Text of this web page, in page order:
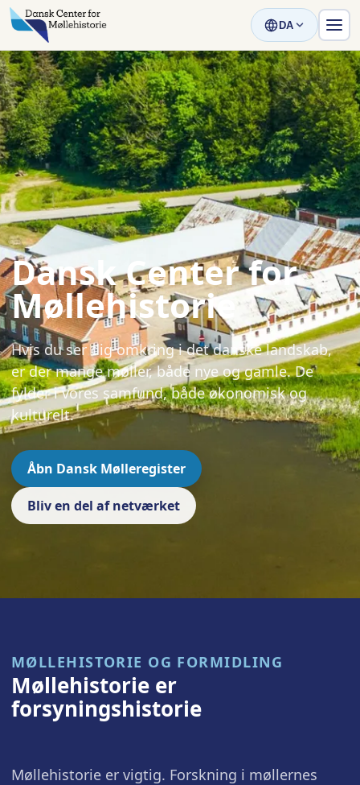
DA
Dansk Center for
Møllehistorie
Hvis du ser dig omkring i det danske landskab,
er der mange møller, både nye og gamle. De
fylder i vores samfund, både økonomisk og
kulturelt.
Åbn Dansk Mølleregister
Bliv en del af netværket
MØLLEHISTORIE OG FORMIDLING
Møllehistorie er
forsyningshistorie
Møllehistorie er vigtig. Forskning i møllernes